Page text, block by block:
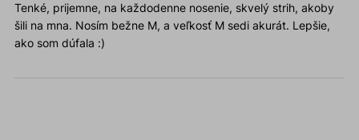
Tenké, prijemne, na každodenne nosenie, skvelý strih, akoby
šili na mna. Nosím bežne M, a veľkosť M sedi akurát. Lepšie,
ako som dúfala :)